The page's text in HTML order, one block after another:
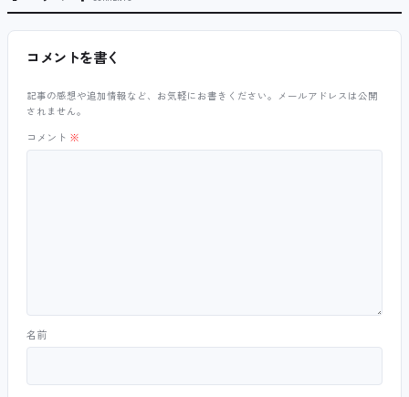
コメントを書く
記事の感想や追加情報など、お気軽にお書きください。メールアドレスは公開
されません。
コメント ※
名前